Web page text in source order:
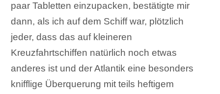
paar Tabletten einzupacken, bestätigte mir
dann, als ich auf dem Schiff war, plötzlich
jeder, dass das auf kleineren
Kreuzfahrtschiffen natürlich noch etwas
anderes ist und der Atlantik eine besonders
knifflige Überquerung mit teils heftigem